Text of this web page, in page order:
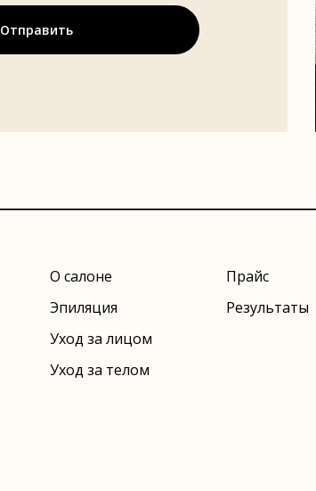
Отправить
Результаты
Прайс
Эпиляция
Уход за лицом
Уход за телом
О салоне